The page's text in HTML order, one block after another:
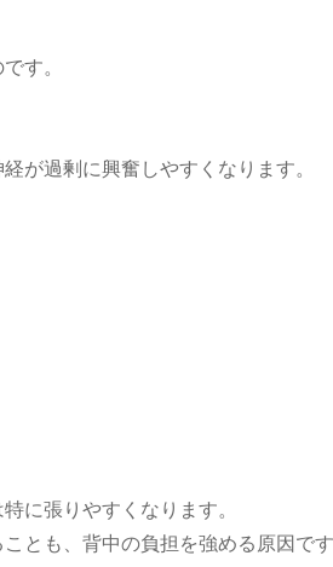
す。
が過剰に興奮しやすくなります。
に張りやすくなります。
とも、背中の負担を強める原因で